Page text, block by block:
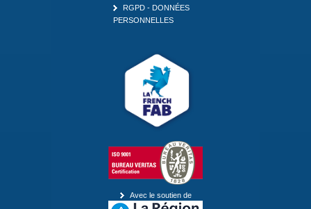
RGPD - DONNÉES
PERSONNELLES
Avec le soutien de